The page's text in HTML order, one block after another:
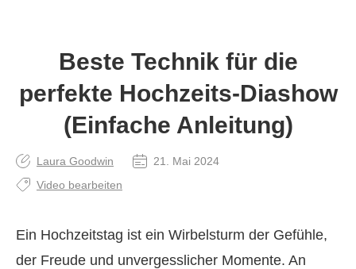
Beste Technik für die
perfekte Hochzeits‑Diashow
(Einfache Anleitung)
Laura Goodwin
21. Mai 2024
Video bearbeiten
Ein Hochzeitstag ist ein Wirbelsturm der Gefühle,
der Freude und unvergesslicher Momente. An